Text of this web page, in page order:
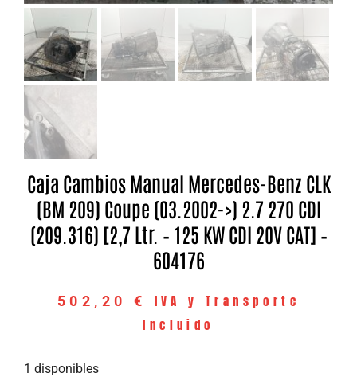
Caja Cambios Manual Mercedes-Benz CLK
(BM 209) Coupe (03.2002->) 2.7 270 CDI
(209.316) [2,7 Ltr. – 125 KW CDI 20V CAT] –
604176
502,20 €
IVA y Transporte
Incluido
1 disponibles